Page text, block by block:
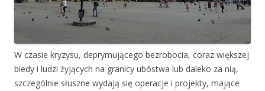
W czasie kryzysu, deprymującego bezrobocia, coraz większej
biedy i ludzi żyjących na granicy ubóstwa lub daleko za nią,
szczególnie słuszne wydają się operacje i projekty, mające